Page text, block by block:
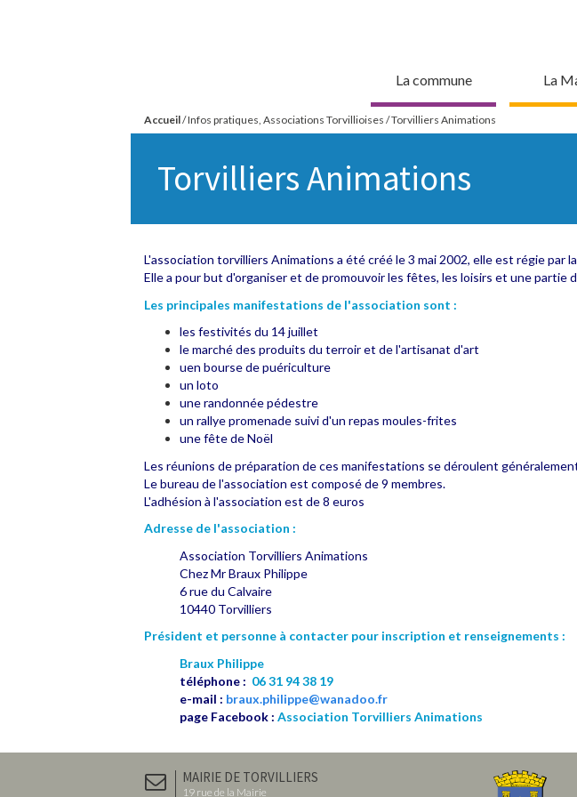
La commune La
êtes
Accueil/Infos pratiques, Associations Torvillioises /Torvilliers Animations
Torvilliers Animations
L'association torvilliers Animations a été créé le 3 mai 2002, elle est régie par
Elle a pour but d'organiser et de promouvoir les fêtes, les loisirs et une partie
Les principales manifestations de l'association sont :
les festivités du 14 juillet
le marché des produits du terroir et de l'artisanat d'art
uen bourse de puériculture
un loto
une randonnée pédestre
un rallye promenade suivi d'un repas moules-frites
une fête de Noël
Les réunions de préparation de ces manifestations se déroulent
Le bureau de l'association est composé de 9 membres.
L'adhésion à l'association est de 8 euros
Adresse de l'association :
Association Torvilliers Animations
Chez Mr Braux Philippe
6 rue du Calvaire
10440 Torvilliers
Président et personne à contacter pour inscription et renseignements :
Braux Philippe
téléphone : 06 31 94 38 19
e-mail : braux.philippe@wanadoo.fr
page Facebook : Association Torvilliers Animations
MAIRIE DE TORVILLIERS
19 rue de la Mairie